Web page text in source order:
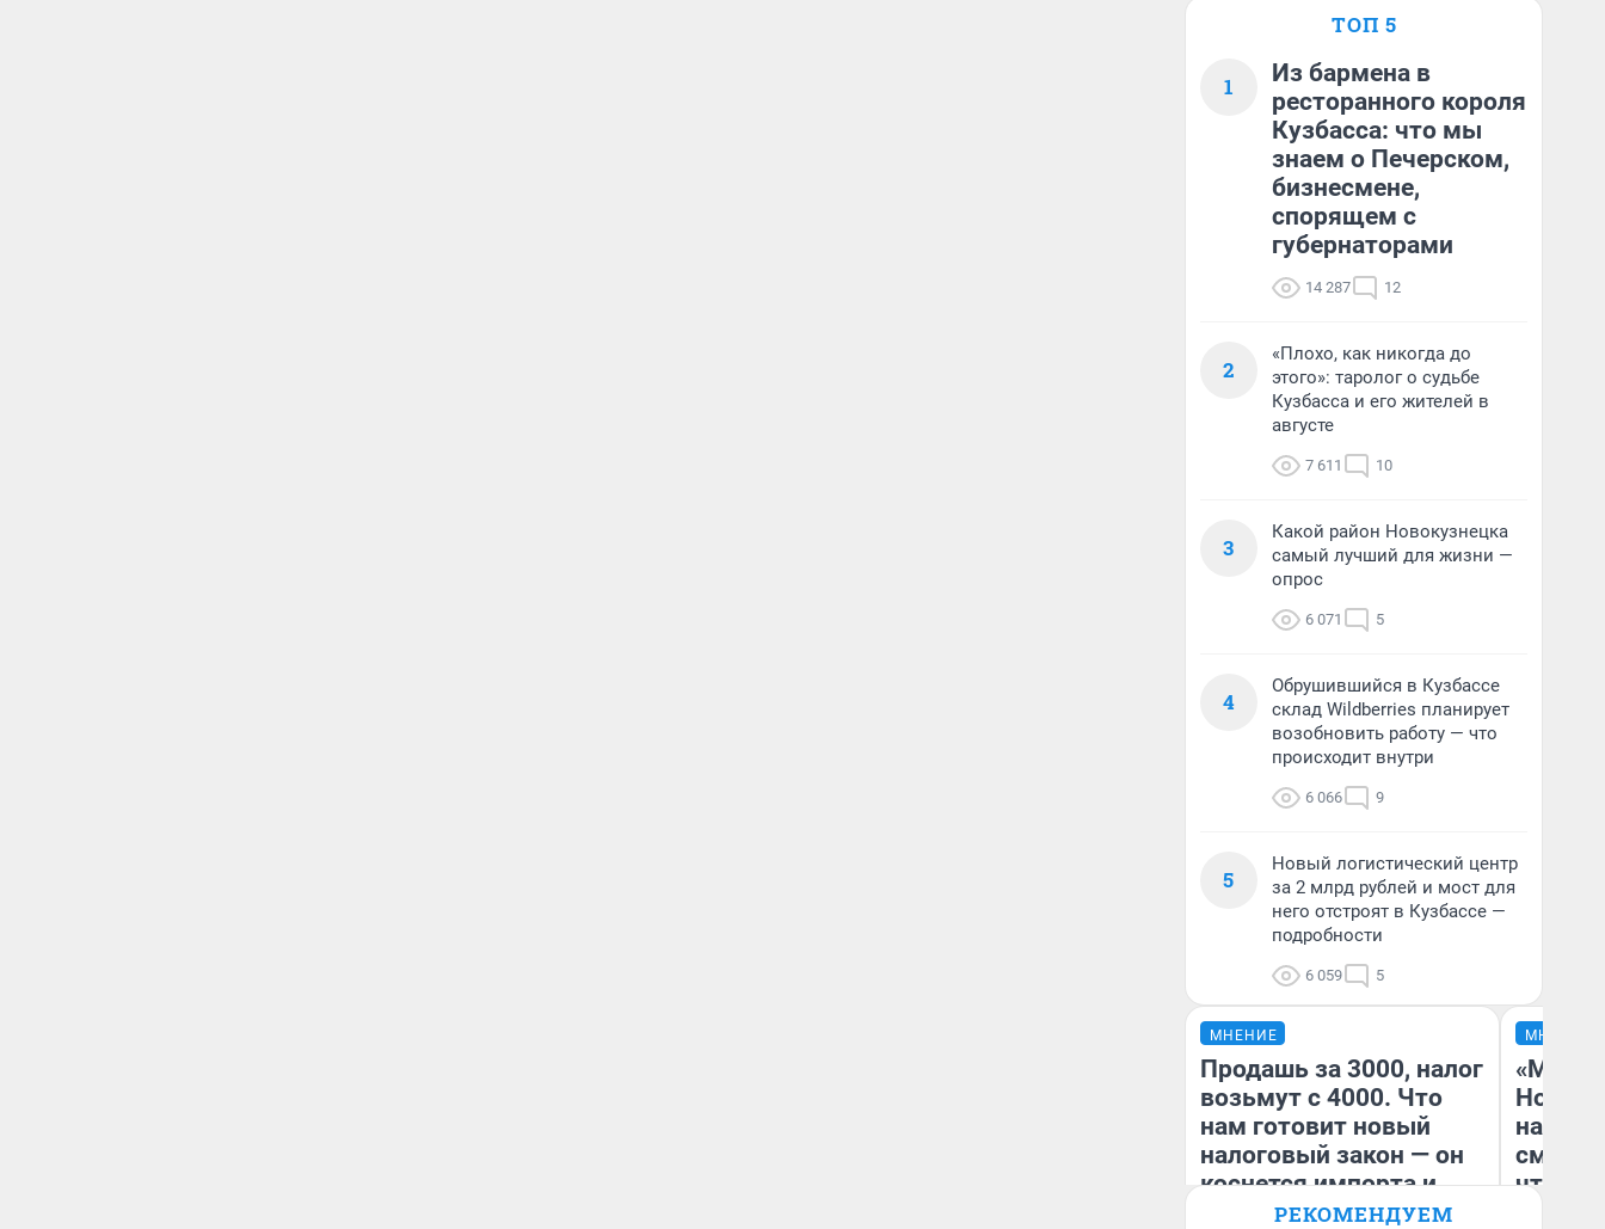
ТОП 5
1
Из бармена в
ресторанного короля
Кузбасса: что мы
знаем о Печерском,
бизнесмене,
спорящем с
губернаторами
14 287 12
2
«Плохо, как никогда до
этого»: таролог о судьбе
Кузбасса и его жителей в
августе
7 611 10
3
Какой район Новокузнецка
самый лучший для жизни —
опрос
6 071 5
4
Обрушившийся в Кузбассе
склад Wildberries планирует
возобновить работу — что
происходит внутри
6 066 9
5
Новый логистический центр
за 2 млрд рублей и мост для
него отстроят в Кузбассе —
подробности
6 059 5
МНЕНИЕ
Продашь за 3000, налог
возьмут с 4000. Что
нам готовит новый
налоговый закон — он
коснется импорта и
даже репетиторов
МНЕНИЕ
«Мы
чтобы
РЕКОМЕНДУЕМ